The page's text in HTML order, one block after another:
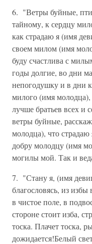
6. "Ветры буйные,
тайному, к сердцу
как страдаю я (имя
своем милом (имя
буду счастлива с
годы долгие, во дни
непогодушку и в дни
милого (имя
лучше братьев всех и
ветры буйные,
молодца), что
добру молодцу (имя
могилы мой. Так и
7. "Стану я, (имя
благословясь, из
в чистое поле, в
стороне стоит изба,
тоска. Плачет тоска,
дожидается!Белый